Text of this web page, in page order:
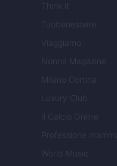
Think.it
Tuobenessere
Viaggiamo
Nonne Magazine
Milano Cortina
Luxury Club
Il Calcio Online
Professione mamma
World Music